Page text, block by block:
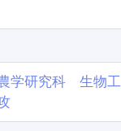
学研究科 生物工